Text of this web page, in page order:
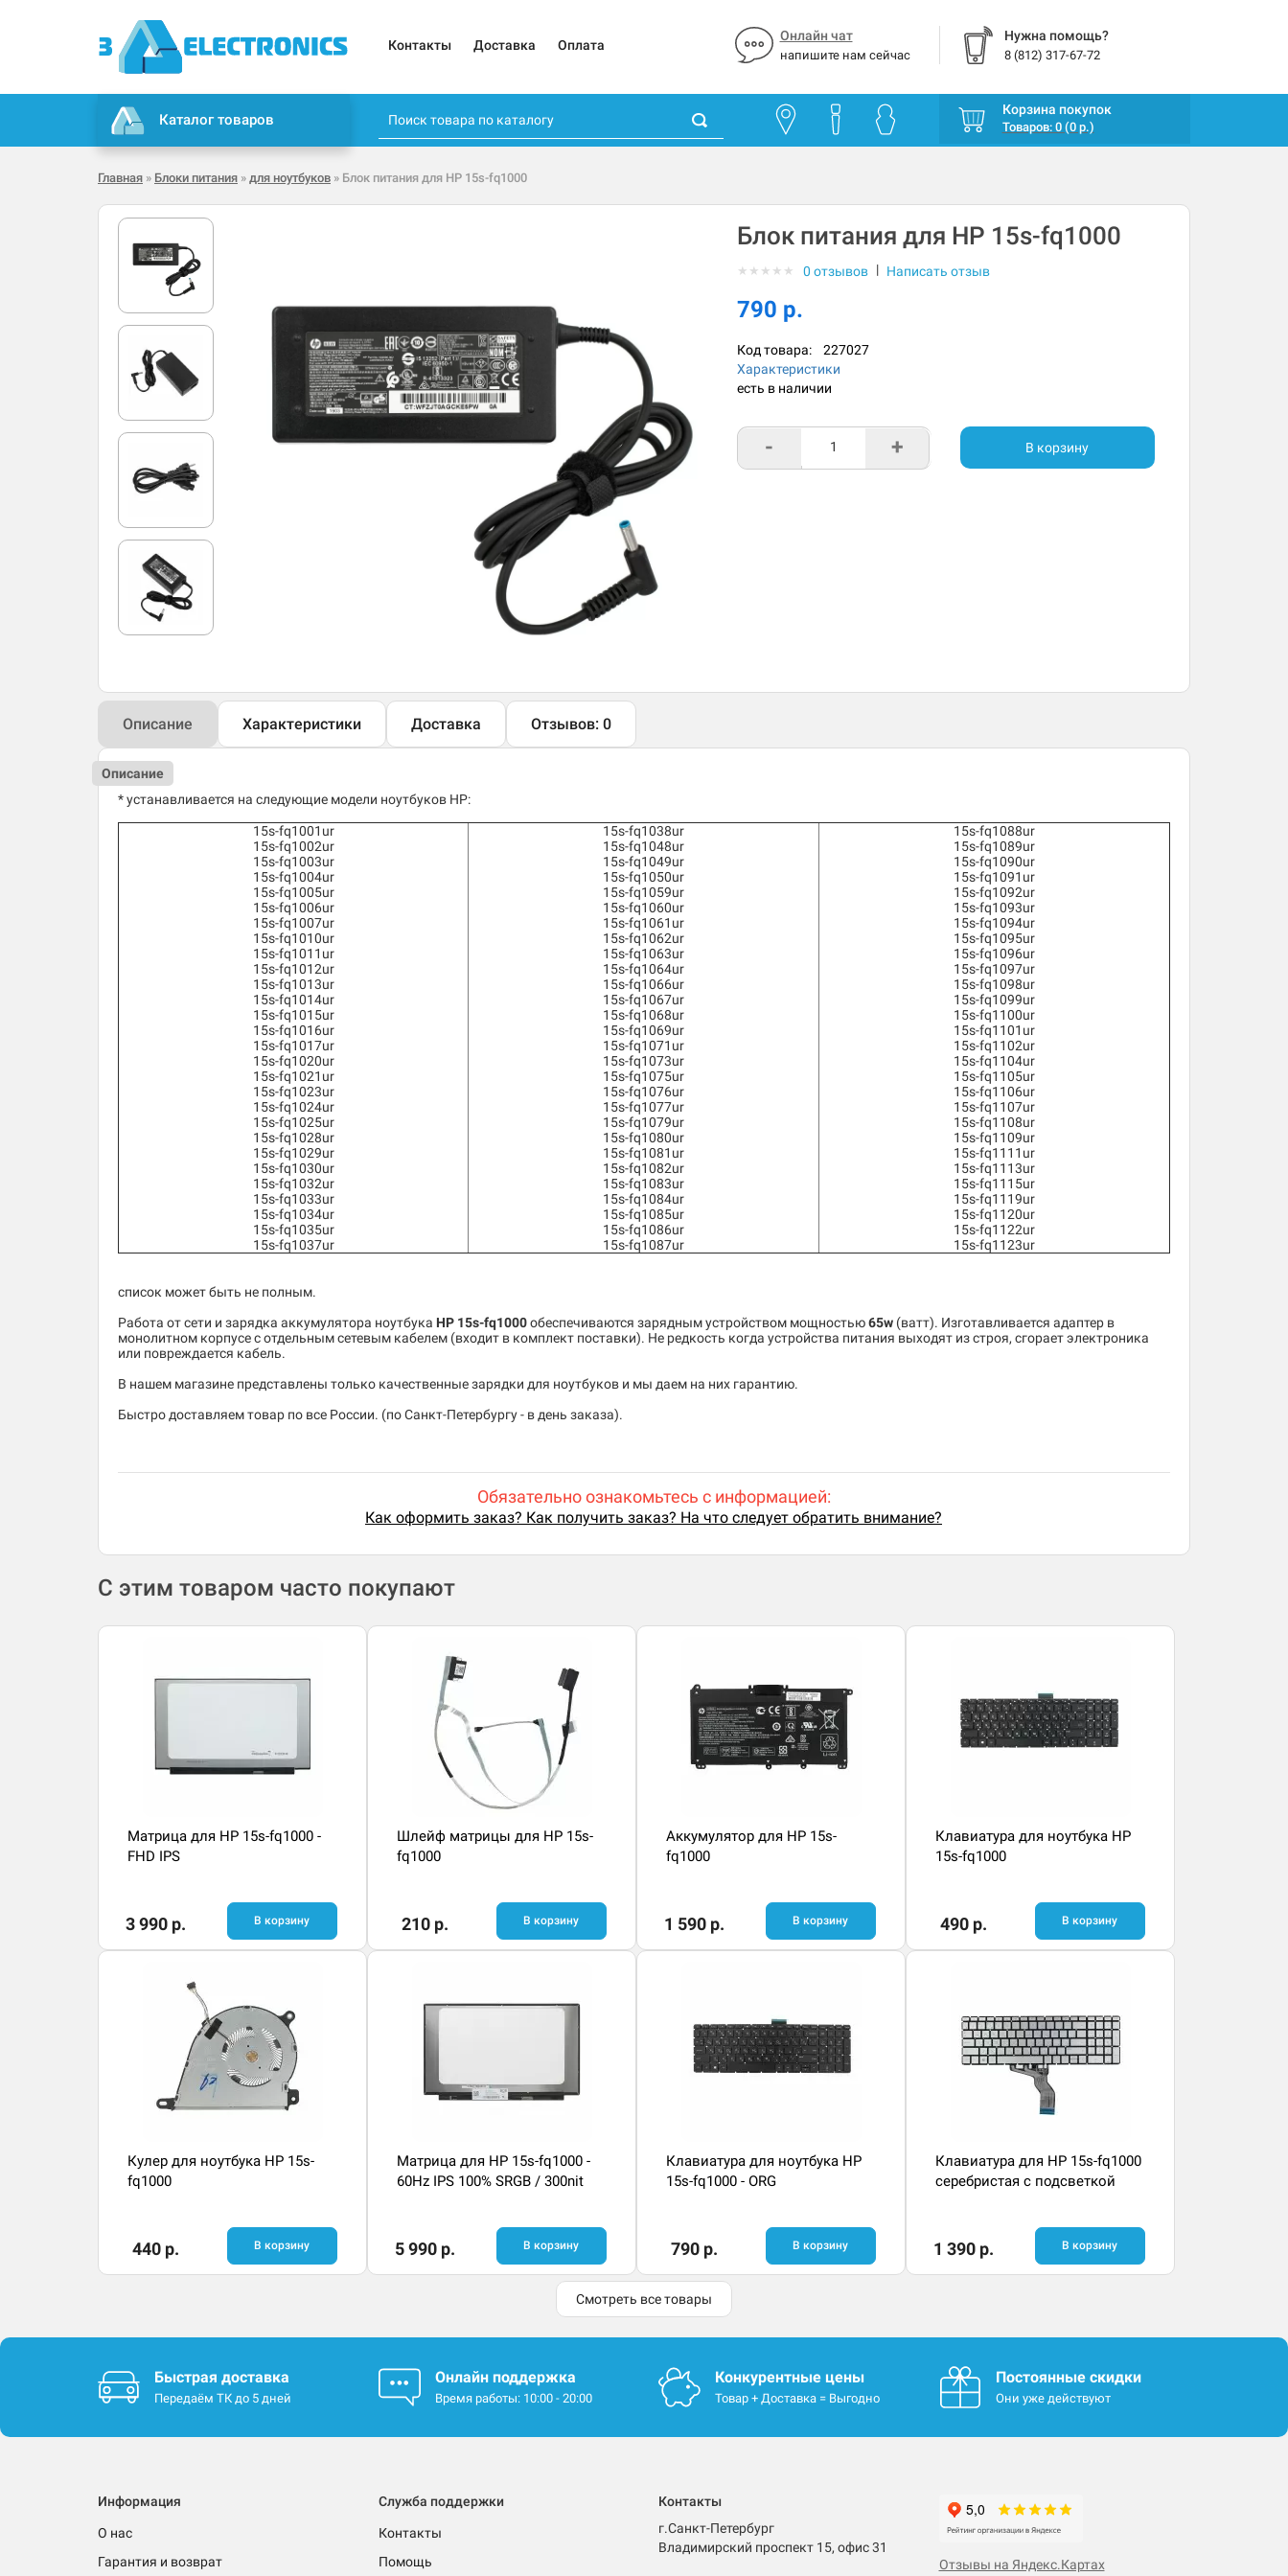
Контакты Доставка Оплата
Онлайн чат
напишите нам сейчас
Нужна помощь?
8 (812) 317-67-72
Каталог товаров
Корзина покупок
Товаров: 0 (0 р.)
Главная » Блоки питания » для ноутбуков » Блок питания для HP 15s-fq1000
Блок питания для HP 15s-fq1000
★ ★ ★ ★ ★ 0 отзывов | Написать отзыв
790 р.
Код товара: 227027
Характеристики
есть в наличии
- + В корзину
Описание Характеристики Доставка Отзывов: 0
Описание
* устанавливается на следующие модели ноутбуков HP:
15s-fq1001ur
15s-fq1002ur
15s-fq1003ur
15s-fq1004ur
15s-fq1005ur
15s-fq1006ur
15s-fq1007ur
15s-fq1010ur
15s-fq1011ur
15s-fq1012ur
15s-fq1013ur
15s-fq1014ur
15s-fq1015ur
15s-fq1016ur
15s-fq1017ur
15s-fq1020ur
15s-fq1021ur
15s-fq1023ur
15s-fq1024ur
15s-fq1025ur
15s-fq1028ur
15s-fq1029ur
15s-fq1030ur
15s-fq1032ur
15s-fq1033ur
15s-fq1034ur
15s-fq1035ur
15s-fq1037ur
15s-fq1038ur
15s-fq1048ur
15s-fq1049ur
15s-fq1050ur
15s-fq1059ur
15s-fq1060ur
15s-fq1061ur
15s-fq1062ur
15s-fq1063ur
15s-fq1064ur
15s-fq1066ur
15s-fq1067ur
15s-fq1068ur
15s-fq1069ur
15s-fq1071ur
15s-fq1073ur
15s-fq1075ur
15s-fq1076ur
15s-fq1077ur
15s-fq1079ur
15s-fq1080ur
15s-fq1081ur
15s-fq1082ur
15s-fq1083ur
15s-fq1084ur
15s-fq1085ur
15s-fq1086ur
15s-fq1087ur
15s-fq1088ur
15s-fq1089ur
15s-fq1090ur
15s-fq1091ur
15s-fq1092ur
15s-fq1093ur
15s-fq1094ur
15s-fq1095ur
15s-fq1096ur
15s-fq1097ur
15s-fq1098ur
15s-fq1099ur
15s-fq1100ur
15s-fq1101ur
15s-fq1102ur
15s-fq1104ur
15s-fq1105ur
15s-fq1106ur
15s-fq1107ur
15s-fq1108ur
15s-fq1109ur
15s-fq1111ur
15s-fq1113ur
15s-fq1115ur
15s-fq1119ur
15s-fq1120ur
15s-fq1122ur
15s-fq1123ur
список может быть не полным.
Работа от сети и зарядка аккумулятора ноутбука HP 15s-fq1000обеспечиваются зарядным устройством мощностью65w (ватт). Изготавливается адаптер в
монолитном корпусе с отдельным сетевым кабелем (входит в комплект поставки). Не редкость когда устройства питания выходят из строя, сгорает электроника
или повреждается кабель.
В нашем магазине представлены только качественные зарядки для ноутбуков и мы даем на них гарантию.
Быстро доставляем товар по все России. (по Санкт-Петербургу - в день заказа).
Обязательно ознакомьтесь с информацией:
Как оформить заказ? Как получить заказ? На что следует обратить внимание?
С этим товаром часто покупают
Матрица для HP 15s-fq1000 -
FHD IPS
3 990 р. В корзину
Шлейф матрицы для HP 15s-
fq1000
210 р. В корзину
Аккумулятор для HP 15s-
fq1000
1 590 р. В корзину
Клавиатура для ноутбука HP
15s-fq1000
490 р. В корзину
Кулер для ноутбука HP 15s-
fq1000
440 р. В корзину
Матрица для HP 15s-fq1000 -
60Hz IPS 100% SRGB / 300nit
5 990 р. В корзину
Клавиатура для ноутбука HP
15s-fq1000 - ORG
790 р. В корзину
Клавиатура для HP 15s-fq1000
серебристая с подсветкой
1 390 р. В корзину
Смотреть все товары
Быстрая доставка
Передаём ТК до 5 дней
Онлайн поддержка
Время работы: 10:00 - 20:00
Конкурентные цены
Товар + Доставка = Выгодно
Постоянные скидки
Они уже действуют
Информация
О нас
Гарантия и возврат
Служба поддержки
Контакты
Помощь
Контакты
г.Санкт-Петербург
Владимирский проспект 15, офис 31
Отзывы на Яндекс.Картах